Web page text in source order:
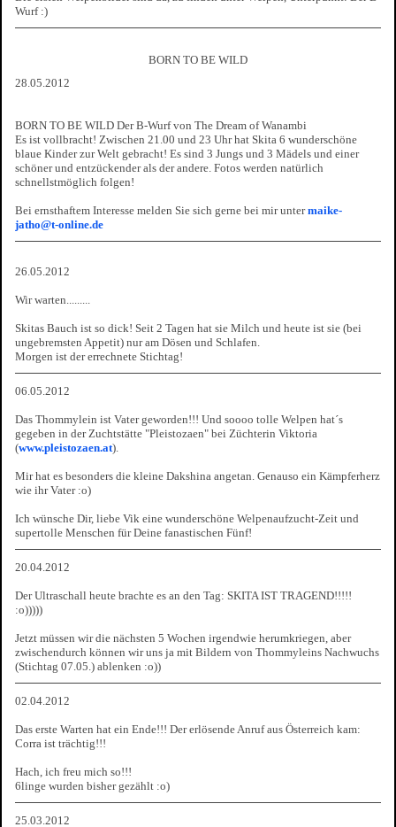
Wurf :)
BORN TO BE WILD
28.05.2012
BORN TO BE WILD Der B-Wurf von The Dream of Wanambi
Es ist vollbracht! Zwischen 21.00 und 23 Uhr hat Skita 6 wunderschöne
blaue Kinder zur Welt gebracht! Es sind 3 Jungs und 3 Mädels und einer
schöner und entzückender als der andere. Fotos werden natürlich
schnellstmöglich folgen!
Bei ernsthaftem Interesse melden Sie sich gerne bei mir untermaike-
jatho@t-online.de
26.05.2012
Wir warten.........
Skitas Bauch ist so dick! Seit 2 Tagen hat sie Milch und heute ist sie (bei
ungebremsten Appetit) nur am Dösen und Schlafen.
Morgen ist der errechnete Stichtag!
06.05.2012
Das Thommylein ist Vater geworden!!! Und soooo tolle Welpen hat´s
gegeben in der Zuchtstätte "Pleistozaen" bei Züchterin Viktoria
(www.pleistozaen.at).
Mir hat es besonders die kleine Dakshina angetan. Genauso ein Kämpferherz
wie ihr Vater :o)
Ich wünsche Dir, liebe Vik eine wunderschöne Welpenaufzucht-Zeit und
supertolle Menschen für Deine fanastischen Fünf!
20.04.2012
Der Ultraschall heute brachte es an den Tag: SKITA IST TRAGEND!!!!!
:o)))))
Jetzt müssen wir die nächsten 5 Wochen irgendwie herumkriegen, aber
zwischendurch können wir uns ja mit Bildern von Thommyleins Nachwuchs
(Stichtag 07.05.) ablenken :o))
02.04.2012
Das erste Warten hat ein Ende!!! Der erlösende Anruf aus Österreich kam:
Corra ist trächtig!!!
Hach, ich freu mich so!!!
6linge wurden bisher gezählt :o)
25.03.2012